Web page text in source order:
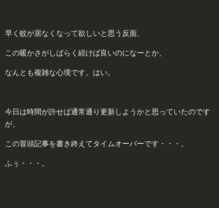
早く蚊が居なくなって欲しいと思う反面、
この暖かさがしばらく続けば良いのになーとか、
なんとも複雑な心境です。はい。
今日は時間が許せば通常通り更新しようかと思っていたのです
が、
この冒頭記事を書き終えてタイムオーバーです・・・。
ふぅ・・・。